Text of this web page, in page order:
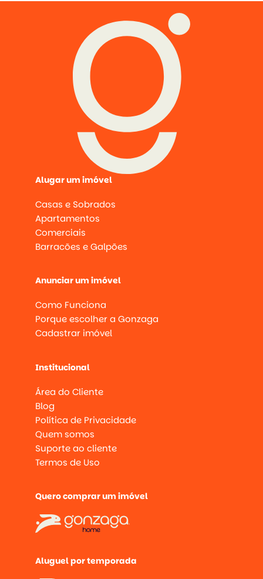
Alugar um imóvel
Casas e Sobrados
Apartamentos
Comerciais
Barracões e Galpões
Anunciar um imóvel
Como Funciona
Porque escolher a Gonzaga
Cadastrar imóvel
Institucional
Área do Cliente
Blog
Política de Privacidade
Quem somos
Suporte ao cliente
Termos de Uso
Quero comprar um imóvel
Aluguel por temporada